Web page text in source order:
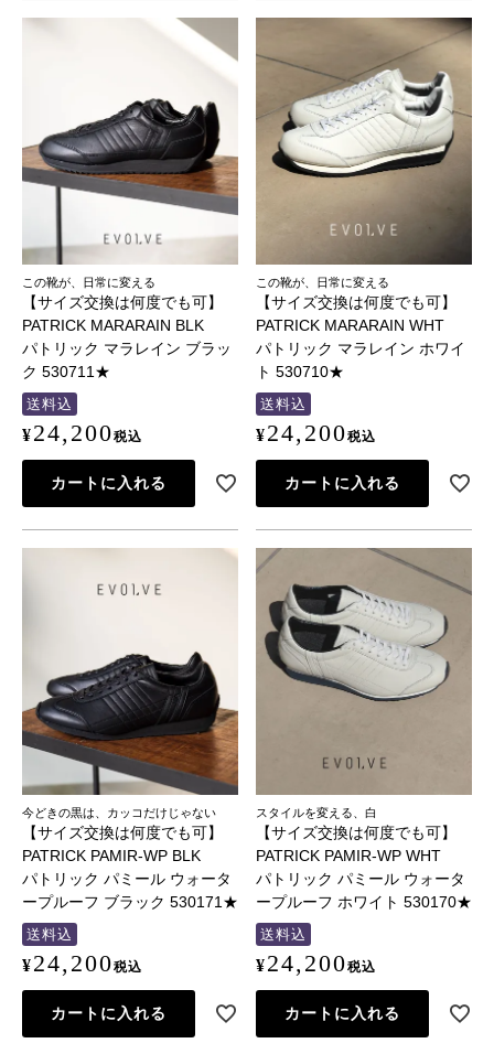
この靴が、日常に変える
【サイズ交換は何度でも可】
PATRICK MARARAIN BLK
パトリック マラレイン ブラッ
ク 530711★
送料込
¥24,200税込
カートに入れる
この靴が、日常に変える
【サイズ交換は何度でも可】
PATRICK MARARAIN WHT
パトリック マラレイン ホワイ
ト 530710★
送料込
¥24,200税込
カートに入れる
今どきの黒は、カッコだけじゃない
【サイズ交換は何度でも可】
PATRICK PAMIR-WP BLK
パトリック パミール ウォータ
ープルーフ ブラック 530171★
送料込
¥24,200税込
カートに入れる
スタイルを変える、白
【サイズ交換は何度でも可】
PATRICK PAMIR-WP WHT
パトリック パミール ウォータ
ープルーフ ホワイト 530170★
送料込
¥24,200税込
カートに入れる